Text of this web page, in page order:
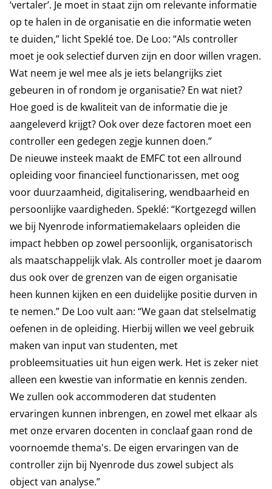
‘vertaler’. Je moet in staat zijn om relevante informatie
op te halen in de organisatie en die informatie weten
te duiden,” licht Speklé toe. De Loo: “Als controller
moet je ook selectief durven zijn en door willen vragen.
Wat neem je wel mee als je iets belangrijks ziet
gebeuren in of rondom je organisatie? En wat niet?
Hoe goed is de kwaliteit van de informatie die je
aangeleverd krijgt? Ook over deze factoren moet een
controller een gedegen zegje kunnen doen.”
De nieuwe insteek maakt de EMFC tot een allround
opleiding voor financieel functionarissen, met oog
voor duurzaamheid, digitalisering, wendbaarheid en
persoonlijke vaardigheden. Speklé: “Kortgezegd willen
we bij Nyenrode informatiemakelaars opleiden die
impact hebben op zowel persoonlijk, organisatorisch
als maatschappelijk vlak. Als controller moet je daarom
dus ook over de grenzen van de eigen organisatie
heen kunnen kijken en een duidelijke positie durven in
te nemen.” De Loo vult aan: “We gaan dat stelselmatig
oefenen in de opleiding. Hierbij willen we veel gebruik
maken van input van studenten, met
probleemsituaties uit hun eigen werk. Het is zeker niet
alleen een kwestie van informatie en kennis zenden.
We zullen ook accommoderen dat studenten
ervaringen kunnen inbrengen, en zowel met elkaar als
met onze ervaren docenten in conclaaf gaan rond de
voornoemde thema's. De eigen ervaringen van de
controller zijn bij Nyenrode dus zowel subject als
object van analyse.”